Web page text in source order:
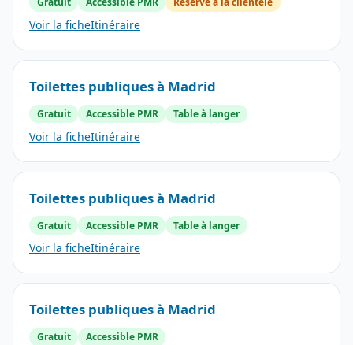
Voir la ficheItinéraire
Toilettes publiques à Madrid
Gratuit Accessible PMR Table à langer
Voir la ficheItinéraire
Toilettes publiques à Madrid
Gratuit Accessible PMR Table à langer
Voir la ficheItinéraire
Toilettes publiques à Madrid
Gratuit Accessible PMR